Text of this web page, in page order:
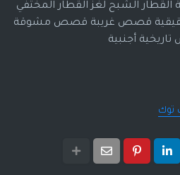
الشبح لغز القطار المختفي
قصص غريبة قصص مشوقة
أجنبية